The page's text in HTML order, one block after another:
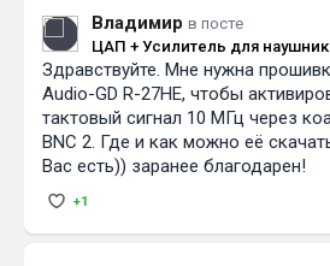
Владимир в посте
ЦАП + Усилитель для
Audio-gd R-27HE
Здравствуйте. Мне нужна
Audio-GD R-27HE, чтобы
тактовый сигнал 10 МГц через
BNC 2. Где и как можно её
Вас есть)) заранее благодарен!
+1